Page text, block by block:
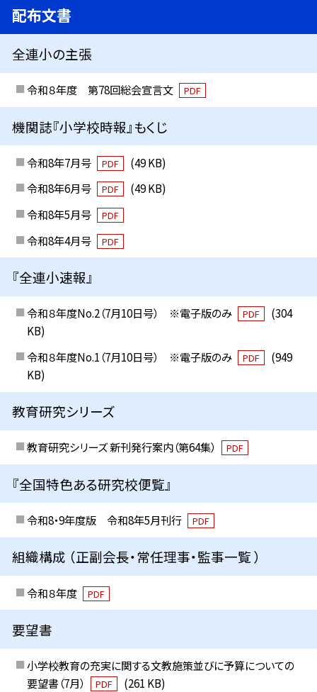
配布文書
全連小の主張
令和８年度 第78回総会宣言文 PDF
機関誌『小学校時報』もくじ
令和8年7月号 PDF
(49 KB)
令和8年6月号
PDF
(49 KB)
令和8年5月号
PDF
令和8年4月号 PDF
『全連小速報』
令和８年度No.2（7月10日号） ※電子版のみ PDF
(304
KB)
令和８年度No.1（7月10日号） ※電子版のみ
PDF
(949
KB)
教育研究シリーズ
教育研究シリーズ 新刊発行案内（第64集） PDF
『全国特色ある研究校便覧』
令和8・9年度版 令和8年5月刊行 PDF
組織構成 （正副会長・常任理事・監事一覧 ）
令和８年度 PDF
要望書
小学校教育の充実に関する文教施策並びに予算についての
要望書（7月）
PDF (261 KB)